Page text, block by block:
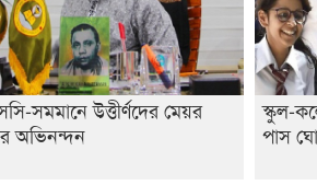
সমমানে উত্তীর্ণদের মেয়র
অভিনন্দন
স্কুল-
পাস